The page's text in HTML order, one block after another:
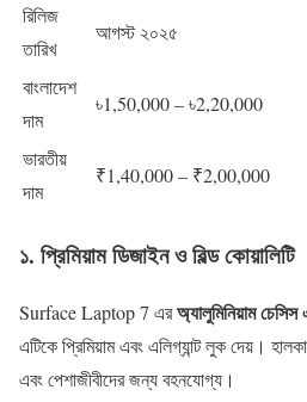
রিলিজ
তারিখ
আগস্ট ২০২৫
বাংলাদেশ
দাম
৳1,50,000 – ৳2,20,000
ভারতীয়
দাম
₹1,40,000 – ₹2,00,000
১. প্রিমিয়াম ডিজাইন ও বিল্ড কোয়ালিটি
Surface Laptop 7 এরঅ্যালুমিনিয়াম
এটিকে প্রিমিয়াম এবং এলিগ্যান্ট লুক দেয়।
এবং পেশাজীবীদের জন্য বহনযোগ্য।